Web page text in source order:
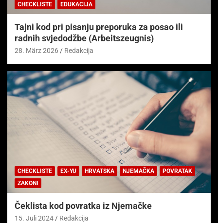
CHECKLISTE EDUKACIJA
Tajni kod pri pisanju preporuka za posao ili
radnih svjedodžbe (Arbeitszeugnis)
28. März 2026 Redakcija
CHECKLISTE EX-YU HRVATSKA NJEMAČKA
POVRATAK
ZAKONI
Čeklista kod povratka iz Njemačke
15. Juli 2024 Redakcija